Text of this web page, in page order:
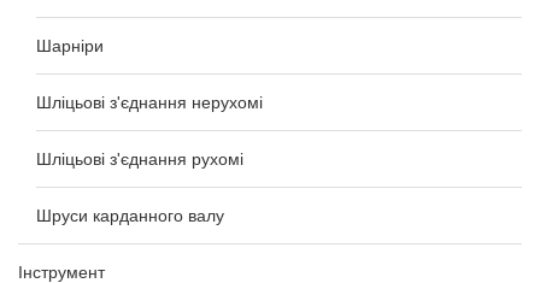
Шарніри
Шліцьові з'єднання нерухомі
Шліцьові з'єднання рухомі
Шруси карданного валу
Інструмент